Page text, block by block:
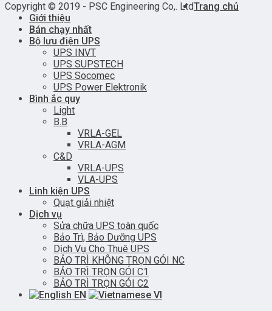
Copyright © 2019 - PSC Engineering Co,. LtdTrang chủ
Giới thiệu
Bán chạy nhất
Bộ lưu điện UPS
UPS INVT
UPS SUPSTECH
UPS Socomec
UPS Power Elektronik
Bình ắc quy
Light
B.B
VRLA-GEL
VRLA-AGM
C&D
VRLA-UPS
VLA-UPS
Linh kiện UPS
Quạt giải nhiệt
Dịch vụ
Sửa chữa UPS toàn quốc
Bảo Trì, Bảo Dưỡng UPS
Dịch Vụ Cho Thuê UPS
BẢO TRÌ KHÔNG TRỌN GÓI NC
BẢO TRÌ TRỌN GÓI C1
BẢO TRÌ TRỌN GÓI C2
EN
VI